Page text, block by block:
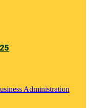
Administration